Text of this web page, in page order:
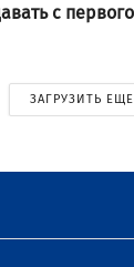
с
ЗАГРУЗИТЬ ЕЩЕ